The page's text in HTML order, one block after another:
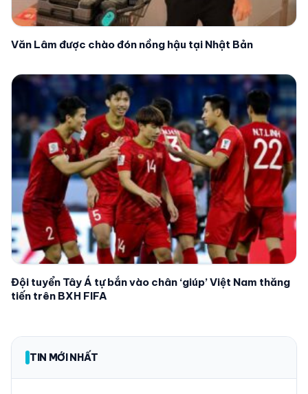
Văn Lâm được chào đón nồng hậu tại Nhật Bản
Đội tuyển Tây Á tự bắn vào chân ‘giúp’ Việt Nam thăng
tiến trên BXH FIFA
TIN MỚI NHẤT